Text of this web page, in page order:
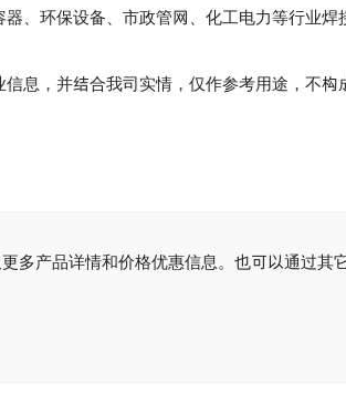
环保设备、市政管网、化工电力等行业焊
息，并结合我司实情，仅作参考用途，不构
多产品详情和价格优惠信息。也可以通过其